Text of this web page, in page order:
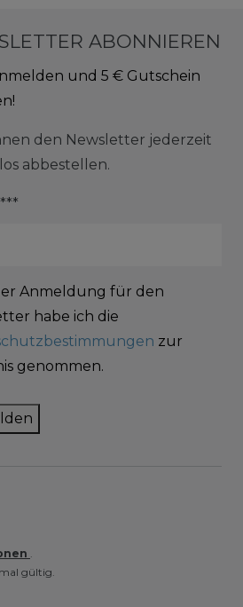
ABONNIEREN
und 5 € Gutschein
den Newsletter jederzeit
abbestellen.
Anmeldung für den
habe ich die
zur
genommen.
.
gültig.